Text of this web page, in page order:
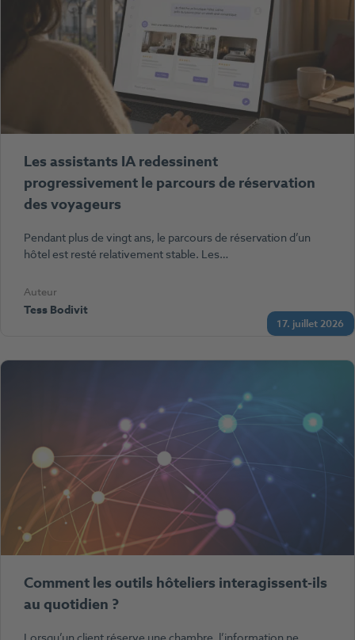
17. juillet 2026
Les assistants IA redessinent
progressivement le parcours de réservation
des voyageurs
Pendant plus de vingt ans, le parcours de réservation d’un
hôtel est resté relativement stable. Les…
Auteur
Tess Bodivit
Comment les outils hôteliers interagissent-ils
au quotidien ?